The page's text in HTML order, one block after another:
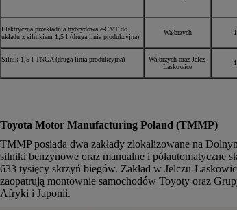
Elektryczna przekładnia hybrydowa e-CVT do
układu z silnikiem 1,5 l (druga linia produkcyjna)
Wałbrzych
Silnik 1,5 l TNGA (druga linia produkcyjna)
Wałbrzych oraz Jelcz-
Laskowice
Toyota Motor Manufacturing Poland (TMMP)
TMMP posiada dwa zakłady zlokalizowane na
silniki benzynowe oraz manualne i półautomatyczne
633 tysięcy skrzyń biegów. Zakład w Jelczu-
zaopatrują montownie samochodów Toyoty oraz
Afryki i Japonii.